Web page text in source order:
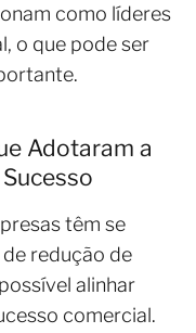
como líderes
o que pode ser
Adotaram a
têm se
redução de
alinhar
comercial.